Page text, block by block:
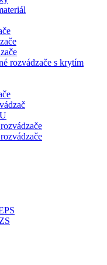
rozvádzače s krytím